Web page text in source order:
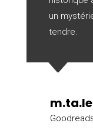
un
tendre.
C